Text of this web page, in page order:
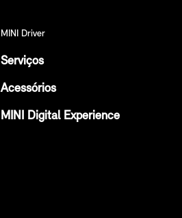
MINI Driver
Serviços
Acessórios
MINI Digital Experience